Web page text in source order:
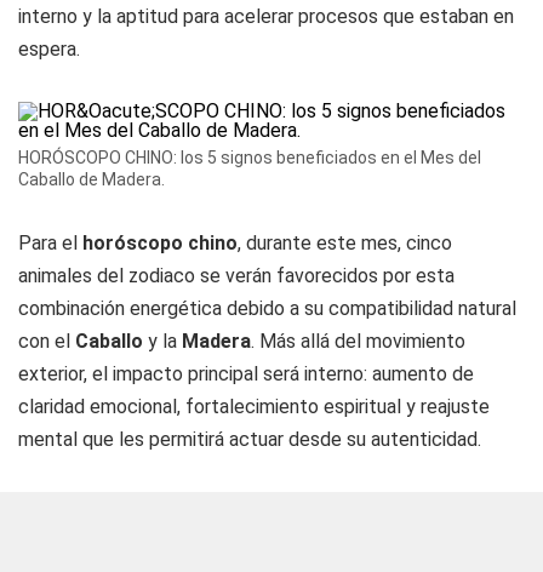
interno y la aptitud para acelerar procesos que estaban en
espera.
HORÓSCOPO CHINO: los 5 signos beneficiados en el Mes del
Caballo de Madera.
Para el horóscopo chino, durante este mes, cinco
animales del zodiaco se verán favorecidos por esta
combinación energética debido a su compatibilidad natural
con el Caballo y la Madera. Más allá del movimiento
exterior, el impacto principal será interno: aumento de
claridad emocional, fortalecimiento espiritual y reajuste
mental que les permitirá actuar desde su autenticidad.